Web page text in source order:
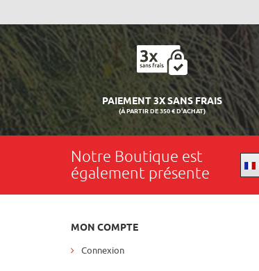
PAIEMENT 3X SANS FRAIS
(À PARTIR DE 350 € D'ACHAT)
Notre Boutique est
également présente
MON COMPTE
Connexion